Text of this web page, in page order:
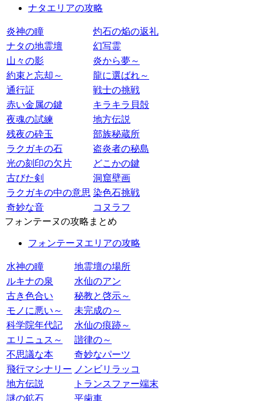
ナタエリアの攻略
炎神の瞳
灼石の焔の返礼
ナタの地霊壇
幻写霊
山々の影
炎から夢～
約束と忘却～
龍に選ばれ～
通行証
戦士の挑戦
赤い金属の鍵
キラキラ貝殻
夜魂の試練
地方伝説
残夜の砕玉
部族秘蔵所
ラクガキの石
盗炎者の秘島
光の刻印の欠片
どこかの鍵
古びた剣
洞窟壁画
ラクガキの中の意思 染色石挑戦
奇妙な音
コヌラフ
フォンテーヌの攻略まとめ
フォンテーヌエリアの攻略
水神の瞳
地霊壇の場所
ルキナの泉
水仙のアン
古き色合い
秘教と啓示～
モノに悪い～
未完成の～
科学院年代記
水仙の痕跡～
エリニュス～
諧律の～
不思議な本
奇妙なパーツ
飛行マシナリー ノンビリラッコ
地方伝説
トランスファー端末
謎の鉱石
平歯車